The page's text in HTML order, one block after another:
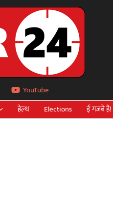
YouTube
हेल्थ Elections ई गजबे है!